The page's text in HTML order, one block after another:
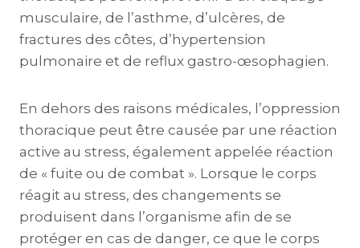
musculaire, de l’asthme, d’ulcères, de
fractures des côtes, d’hypertension
pulmonaire et de reflux gastro-œsophagien.
En dehors des raisons médicales, l’oppression
thoracique peut être causée par une réaction
active au stress, également appelée réaction
de « fuite ou de combat ». Lorsque le corps
réagit au stress, des changements se
produisent dans l’organisme afin de se
protéger en cas de danger, ce que le corps